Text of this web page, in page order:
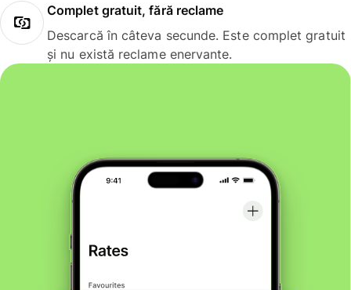
Complet gratuit, fără reclame
Descarcă în câteva secunde. Este complet gratuit
și nu există reclame enervante.